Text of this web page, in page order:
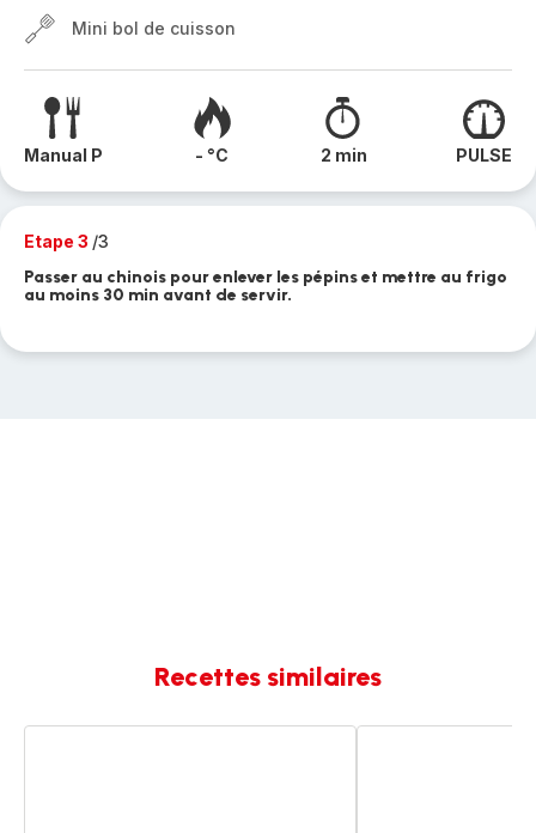
Mini bol de cuisson
Manual P - °C 2 min PULSE
Etape 3 /3
Passer au chinois pour enlever les pépins et mettre au frigo
au moins 30 min avant de servir.
Recettes similaires